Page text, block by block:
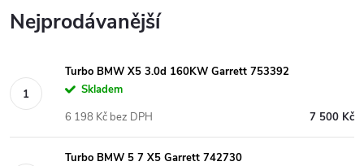
Nejprodávanější
Turbo BMW X5 3.0d 160KW Garrett 753392
Skladem
7 500 Kč
6 198 Kč bez DPH
Turbo BMW 5 7 X5 Garrett 742730